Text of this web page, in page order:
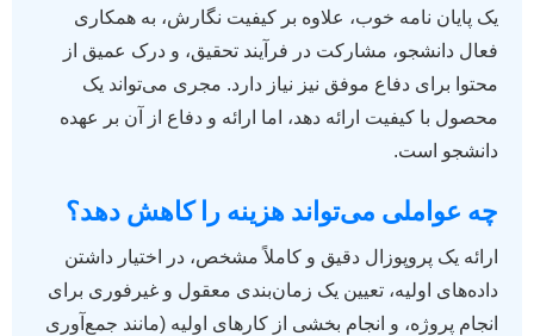
یک پایان نامه خوب، علاوه بر کیفیت نگارش، به همکاری
فعال دانشجو، مشارکت در فرآیند تحقیق، و درک عمیق از
محتوا برای دفاع موفق نیز نیاز دارد. مجری می‌تواند یک
محصول با کیفیت ارائه دهد، اما ارائه و دفاع از آن بر عهده
دانشجو است.
چه عواملی می‌تواند هزینه را کاهش دهد؟
ارائه یک پروپوزال دقیق و کاملاً مشخص، در اختیار داشتن
داده‌های اولیه، تعیین یک زمان‌بندی معقول و غیرفوری برای
انجام پروژه، و انجام بخشی از کارهای اولیه (مانند جمع‌آوری